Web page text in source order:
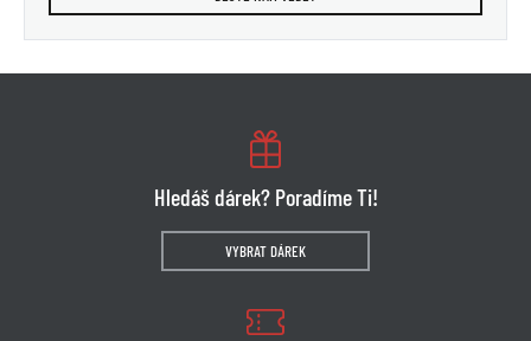
Hledáš dárek? Poradíme Ti!
VYBRAT DÁREK